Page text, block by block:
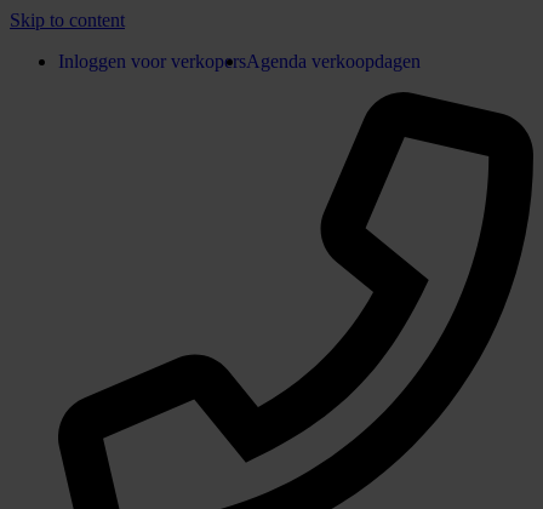
Skip to content
Inloggen voor verkopersAgenda verkoopdagen